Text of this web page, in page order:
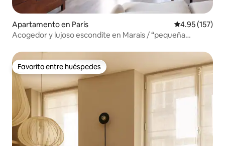
Apartamento en París Calificación
4.95 (157)
Acogedor y lujoso escondite en Marais / “pequeña
Favorito entre huéspedes
Favorito entre huéspedes